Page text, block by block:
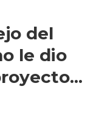
del
le dio